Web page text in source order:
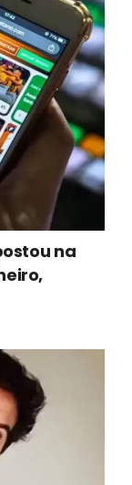
na